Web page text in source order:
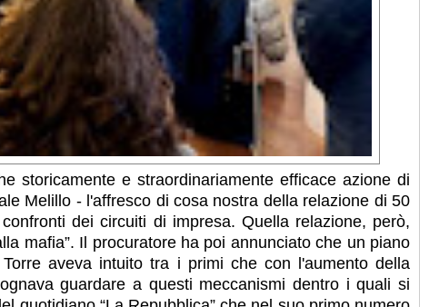
storicamente e straordinariamente efficace azione di
Melillo - l'affresco di cosa nostra della relazione di 50
dei circuiti di impresa. Quella relazione, però,
mafia”. Il procuratore ha poi annunciato che un piano
aveva intuito tra i primi che con l'aumento della
guardare a questi meccanismi dentro i quali si